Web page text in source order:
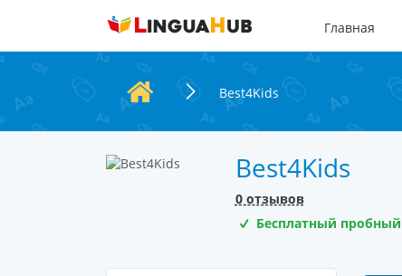
Главная
Best4Kids
Best4Kids
0 отзывов
Бесплатный